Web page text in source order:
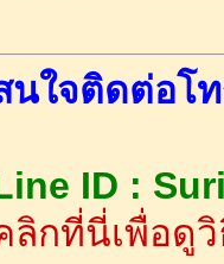
นใจติดต่อโ
ID :
ลิกที่นี่เพื่อดูวิ